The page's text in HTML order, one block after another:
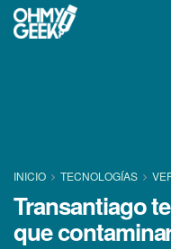
INICIO TECNOLOGÍ­AS
Transantiago
que